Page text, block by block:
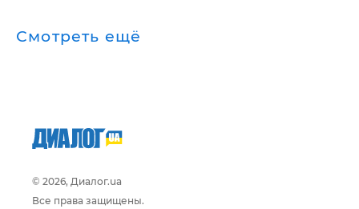
Смотреть ещё
© 2026, Диалог.ua
Все права защищены.